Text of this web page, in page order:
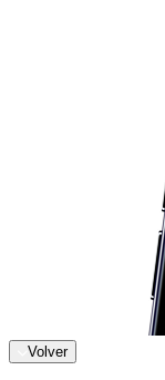
Volver